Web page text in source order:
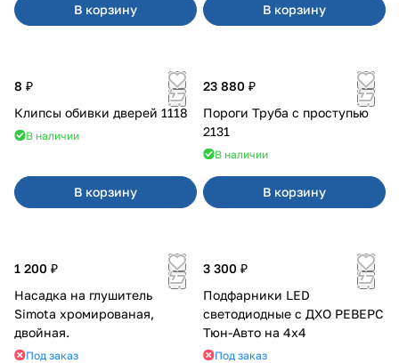
В корзину В корзину
8 ₽
Клипсы обивки дверей 1118
В наличии
В корзину
23 880 ₽
Пороги Труба с проступью
2131
В наличии
В корзину
1 200 ₽
Насадка на глушитель
Simota хромированая,
двойная.
Под заказ
3 300 ₽
Подфарники LED
светодиодные с ДХО РЕВЕРС
Тюн-Авто на 4x4
Под заказ